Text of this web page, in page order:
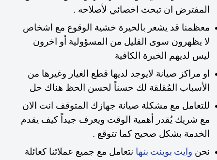
المفترض ان تبحث اخصائي لأصلاحه .
معظمنا قد يشعر بالحيرة خشية الوقوع مع اشخاص
لا يظهرون سوى القليل من المسؤولية أو اخرون
ليس لديهم الخبرة الكافية
او مراكز صيانة لايوجد لديها قطع الغيار وغيرها من
الأسباب المُقلقة لك حسناً لحسن الحظ هناك حل
للتعامل مع مشكلة صيانة جهازك المتوقف انت الان
مع شريك يُقدر أهمية الوقت ويعرف جيداً كيف يقدم
الخدمة بشكل صحيح كما تتوقع .
نحن وايت بوينت بنها نتعامل مع جميع عملائنا كعائلة